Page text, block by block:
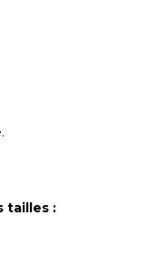
tailles :